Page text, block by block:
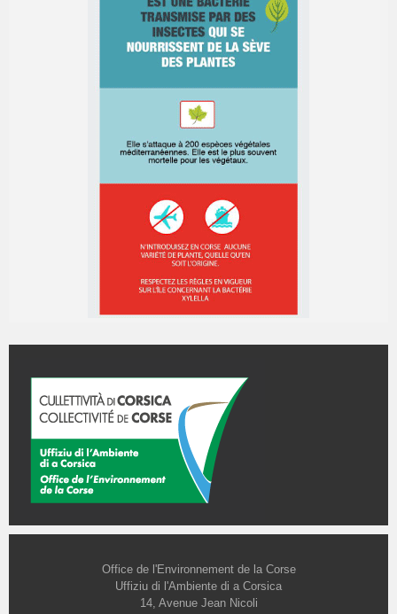
Office de l'Environnement de la Corse
Uffiziu di l'Ambiente di a Corsica
14, Avenue Jean Nicoli